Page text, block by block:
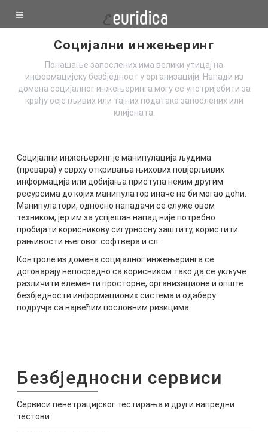
Социјални инжењеринг
Понашање запослених има велики утицај на
информацијску безбједност у организацији. Напади из
домена социјалног инжењеринга могу се употријебити за
крађу осјетљивих или тајних података запослених или
клијената.
Социјални инжењеринг је манипулација људима
(превара) у сврху откривања њихових повјерљивих
информација или добијања приступа неким другим
ресурсима до којих манипулатор иначе не би могао доћи.
Манипулатори, односно нападачи се служе овом
техником, јер им за успјешан напад није потребно
пробијати корисникову сигурносну заштиту, користити
рањивости његовог софтвера и сл.
Контроле из домена социјалног инжењеринга се
договарају непосредно са корисником тако да се укључе
различити елементи просторне, организационе и опште
безбједности информационих система и одаберу
подручја са највећим пословним ризицима.
Безбједносни сервиси
Сервиси пенетрацијског тестирања и други напредни
тестови